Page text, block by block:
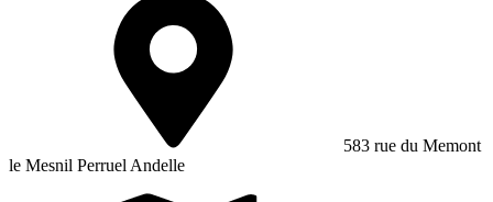
583 rue du Memont
le Mesnil Perruel Andelle